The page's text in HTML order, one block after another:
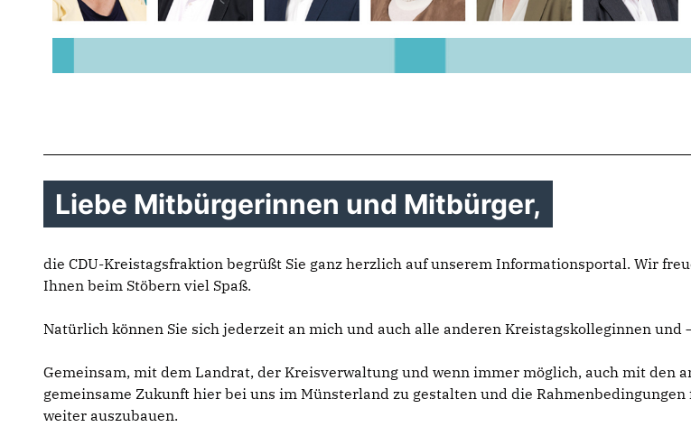
Liebe Mitbürgerinnen und Mitbürger,
die CDU-Kreistagsfraktion begrüßt Sie ganz herzlich auf unserem Informationsportal. Wir
Ihnen beim Stöbern viel Spaß.
Natürlich können Sie sich jederzeit an mich und auch alle anderen Kreistagskolleginnen
Gemeinsam, mit dem Landrat, der Kreisverwaltung und wenn immer möglich, auch mit den
gemeinsame Zukunft hier bei uns im Münsterland zu gestalten und die
weiter auszubauen.